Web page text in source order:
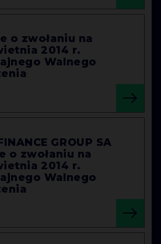
o zwołaniu na
2014 r.
Walnego
GROUP SA
o zwołaniu na
2014 r.
Walnego